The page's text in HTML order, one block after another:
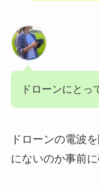
ドローンにとっ
ドローンの電波
にないのか事前に